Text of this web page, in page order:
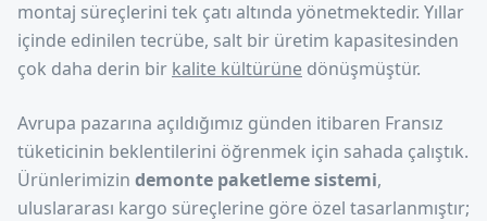
montaj süreçlerini tek çatı altında yönetmektedir. Yıllar
içinde edinilen tecrübe, salt bir üretim kapasitesinden
çok daha derin bir kalite kültürüne dönüşmüştür.
Avrupa pazarına açıldığımız günden itibaren Fransız
tüketicinin beklentilerini öğrenmek için sahada çalıştık.
Ürünlerimizin demonte paketleme sistemi,
uluslararası kargo süreçlerine göre özel tasarlanmıştır;